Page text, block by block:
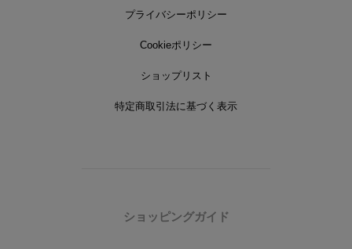
プライバシーポリシー
Cookieポリシー
ショップリスト
特定商取引法に基づく表示
ショッピングガイド